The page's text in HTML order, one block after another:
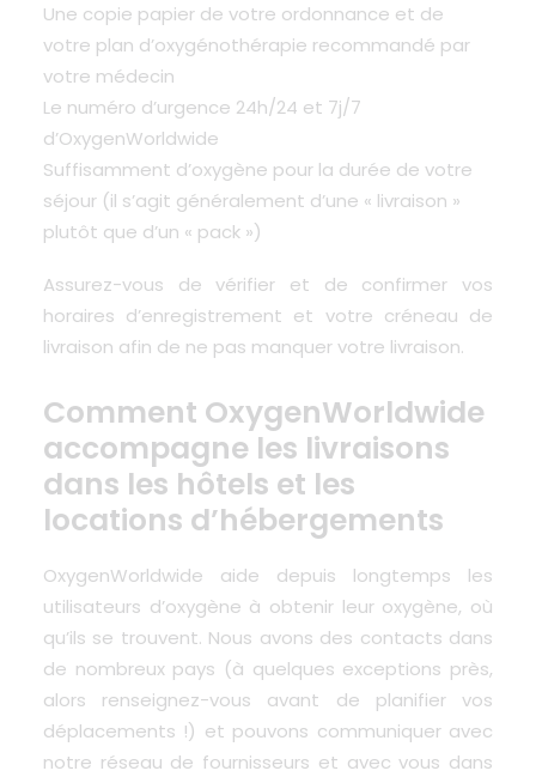
Une copie papier de votre ordonnance et de
votre plan d’oxygénothérapie recommandé par
votre médecin
Le numéro d’urgence 24h/24 et 7j/7
d’OxygenWorldwide
Suffisamment d’oxygène pour la durée de votre
séjour (il s’agit généralement d’une « livraison »
plutôt que d’un « pack »)
Assurez-vous de vérifier et de confirmer vos
horaires d’enregistrement et votre créneau de
livraison afin de ne pas manquer votre livraison.
Comment OxygenWorldwide
accompagne les livraisons
dans les hôtels et les
locations d’hébergements
OxygenWorldwide aide depuis longtemps les
utilisateurs d’oxygène à obtenir leur oxygène, où
qu’ils se trouvent. Nous avons des contacts dans
de nombreux pays (à quelques exceptions près,
alors renseignez-vous avant de planifier vos
déplacements !) et pouvons communiquer avec
notre réseau de fournisseurs et avec vous dans